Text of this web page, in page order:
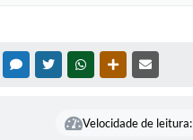
MESSENGER
TWITTERWHATSAPPOUTRAS MÍDIAS
Velocidade de leitura: